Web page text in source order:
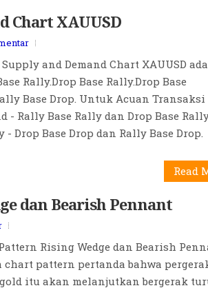
Chart XAUUSD
Rally.Drop Base Rally.Drop Base
Base Drop. Untuk Acuan Transaksi
- Rally Base Rally dan Drop Base
Drop Base Drop dan Rally Base Drop.
Read
dan Bearish Pennant
chart pattern pertanda bahwa
itu akan melanjutkan bergerak